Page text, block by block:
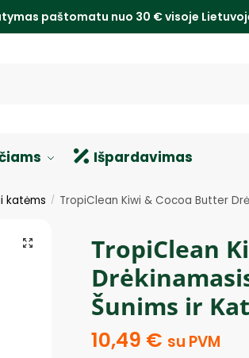
paštomatu nuo 30 € visoje
Išpardavimas
katėms / TropiClean Kiwi & Cocoa Butter
TropiClean
Šunims ir
10,49 € su PVM